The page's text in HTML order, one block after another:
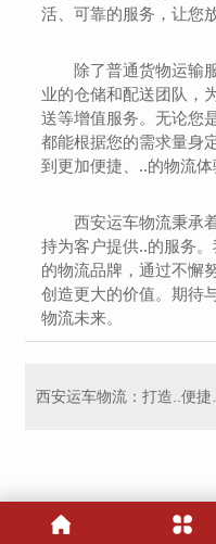
活、可靠的服务，让您
除了普通货物运输
业的仓储和配送团队，
送等增值服务。无论您
都能根据您的需求量身
到更加便捷、..的物流体
西安运车物流秉承
持为客户提供..的服务
的物流品牌，通过不懈
创造更大的价值。期待
物流未来。